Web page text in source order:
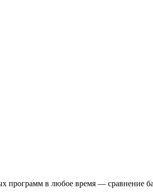
программ в любое время — сравнение